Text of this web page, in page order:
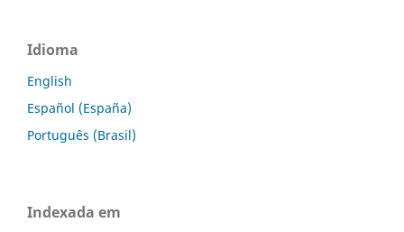
Idioma
English
Español (España)
Português (Brasil)
Indexada em